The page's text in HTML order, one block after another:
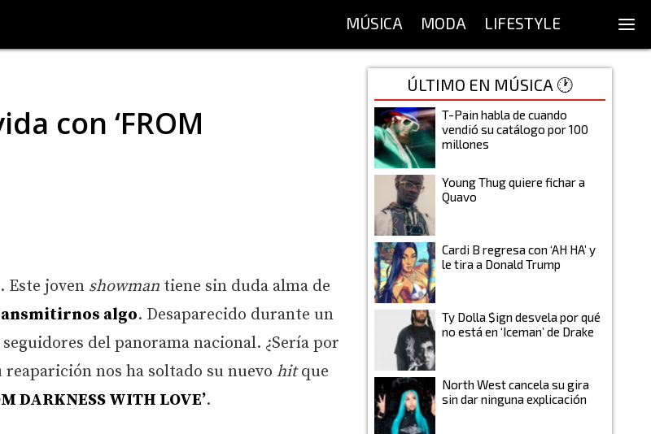
MÚSICA MODA LIFESTYLE
con ‘FROM
Este joven showman tiene sin duda alma de
algo. Desaparecido durante un
del panorama nacional. ¿Sería por
reaparición nos ha soltado su nuevo hitque
DARKNESS WITH LOVE’.
ÚLTIMO EN MÚSICA 🕐
T-Pain habla de cuando
vendió su catálogo por 100
millones
Young Thug quiere fichar a
Quavo
Cardi B regresa con ‘AH HA’ y
le tira a Donald Trump
Ty Dolla $ign desvela por qué
no está en ‘Iceman’ de Drake
North West cancela su gira
sin dar ninguna explicación